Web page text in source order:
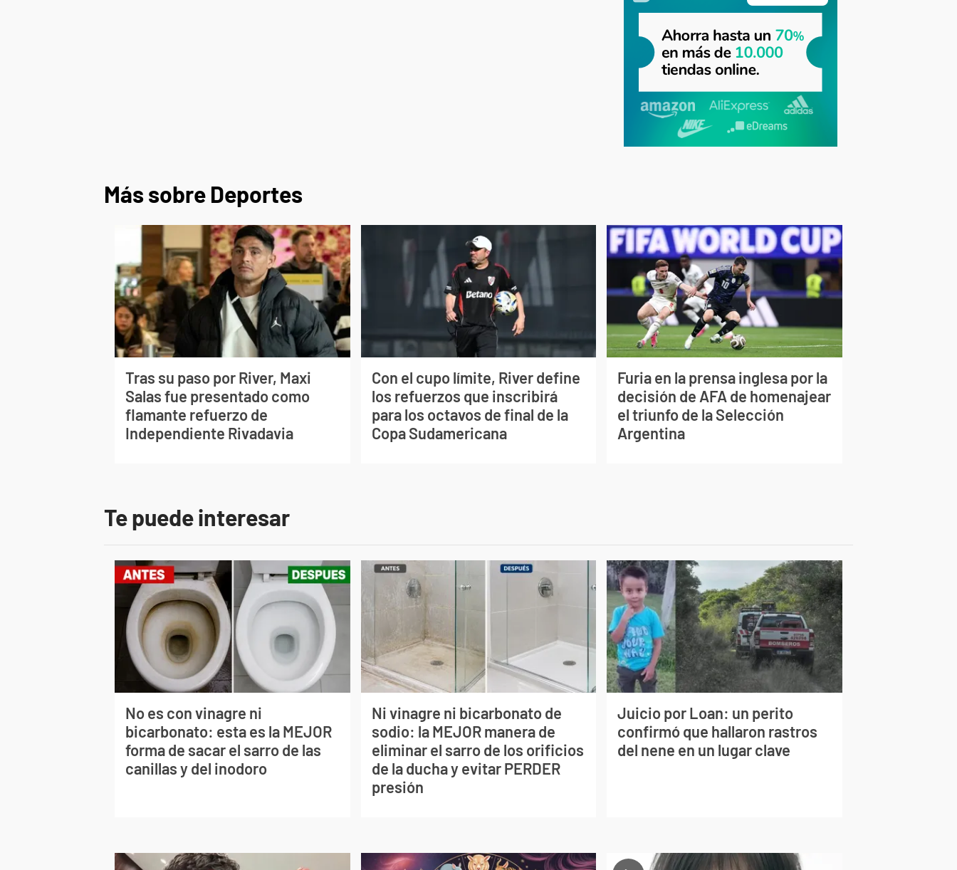
Más sobre Deportes
Tras su paso por River, Maxi
Salas fue presentado como
flamante refuerzo de
Independiente Rivadavia
Con el cupo límite, River define
los refuerzos que inscribirá
para los octavos de final de la
Copa Sudamericana
Furia en la prensa inglesa por la
decisión de AFA de homenajear
el triunfo de la Selección
Argentina
Te puede interesar
No es con vinagre ni
bicarbonato: esta es la MEJOR
forma de sacar el sarro de las
canillas y del inodoro
Ni vinagre ni bicarbonato de
sodio: la MEJOR manera de
eliminar el sarro de los orificios
de la ducha y evitar PERDER
presión
Juicio por Loan: un perito
confirmó que hallaron rastros
del nene en un lugar clave